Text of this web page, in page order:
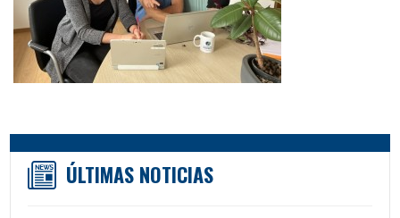
ÚLTIMAS NOTICIAS